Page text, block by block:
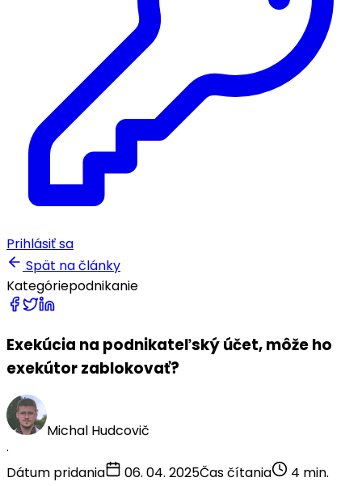
Prihlásiť sa
Spät na články
Kategóriepodnikanie
Exekúcia na podnikateľský účet, môže ho
exekútor zablokovať?
Michal Hudcovič
·
Dátum pridania
06. 04. 2025Čas čítania
4 min.